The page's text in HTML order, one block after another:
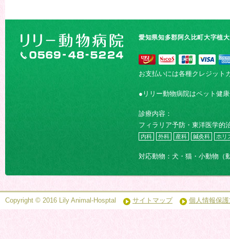
愛知県知多郡阿久比町大字植
お支払いには各種クレジット
●リリー動物病院はペット健
診療内容：
フィラリア予防・東洋医学的
内科 外科 産科 鍼灸科 ホリ
対応動物：犬・猫・小動物（
Copyright © 2016 Lily Animal-Hosptal サイトマップ 個人情報保